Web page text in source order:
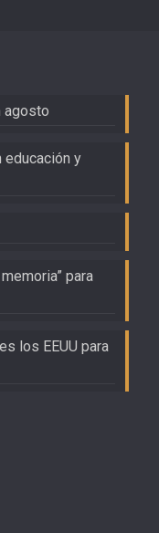
agosto
educación y
para
los EEUU para